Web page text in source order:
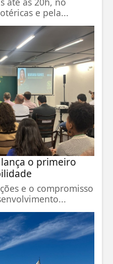
e pela...
o primeiro
e o compromisso